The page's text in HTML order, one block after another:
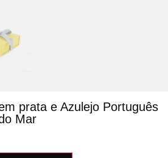
prata e Azulejo Português
Mar